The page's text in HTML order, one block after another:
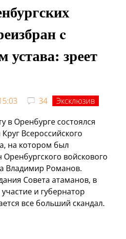
c
устава: зреет
34
Эксклюзив
в Оренбурге состоялся
Всероссийского
на котором был
войскового
Владимир Романов.
Совета атаманов, в
и губернатор
все больший скандал.